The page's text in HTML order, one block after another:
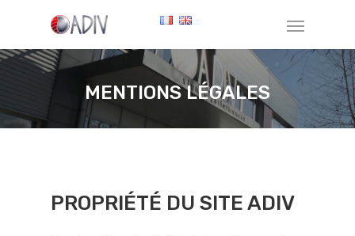
MENTIONS LÉGALES
PROPRIÉTÉ DU SITE ADIV